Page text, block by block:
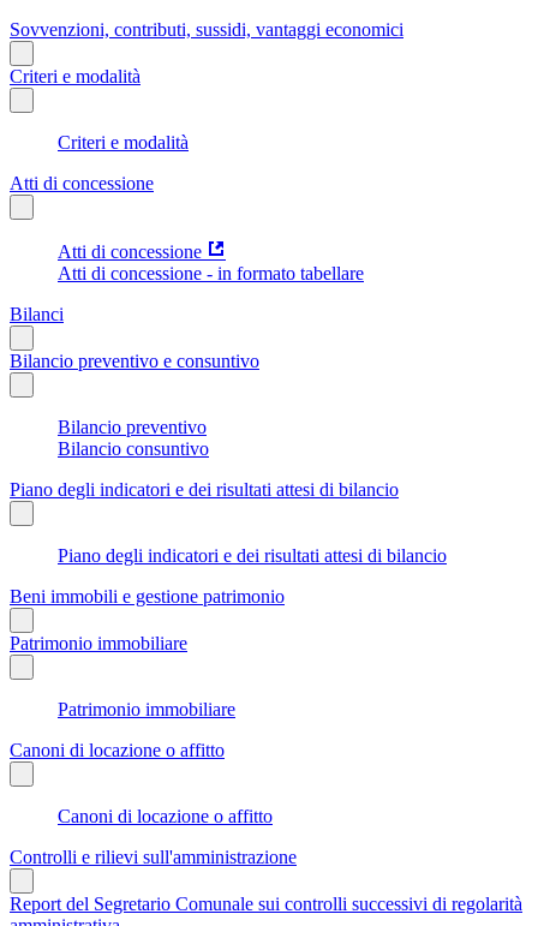
Sovvenzioni, contributi, sussidi, vantaggi economici
Criteri e modalità
Criteri e modalità
Atti di concessione
Atti di concessione
Atti di concessione - in formato tabellare
Bilanci
Bilancio preventivo e consuntivo
Bilancio preventivo
Bilancio consuntivo
Piano degli indicatori e dei risultati attesi di bilancio
Piano degli indicatori e dei risultati attesi di bilancio
Beni immobili e gestione patrimonio
Patrimonio immobiliare
Patrimonio immobiliare
Canoni di locazione o affitto
Canoni di locazione o affitto
Controlli e rilievi sull'amministrazione
Report del Segretario Comunale sui controlli successivi di regolarità